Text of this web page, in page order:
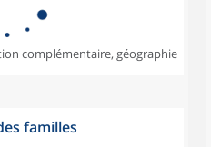
complémentaire, géographie
familles